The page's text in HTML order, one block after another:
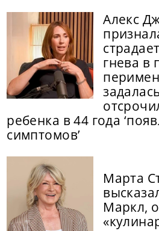
Алекс
гнева в
ребенка в 44 года
симптомов’
Марта
Маркл,